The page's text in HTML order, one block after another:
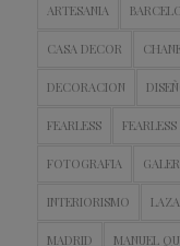
ARTESANIA
CASA DECOR
DECORACION
FEARLESS
FOTOGRAFIA
INTERIORISMO
MADRID MANUEL